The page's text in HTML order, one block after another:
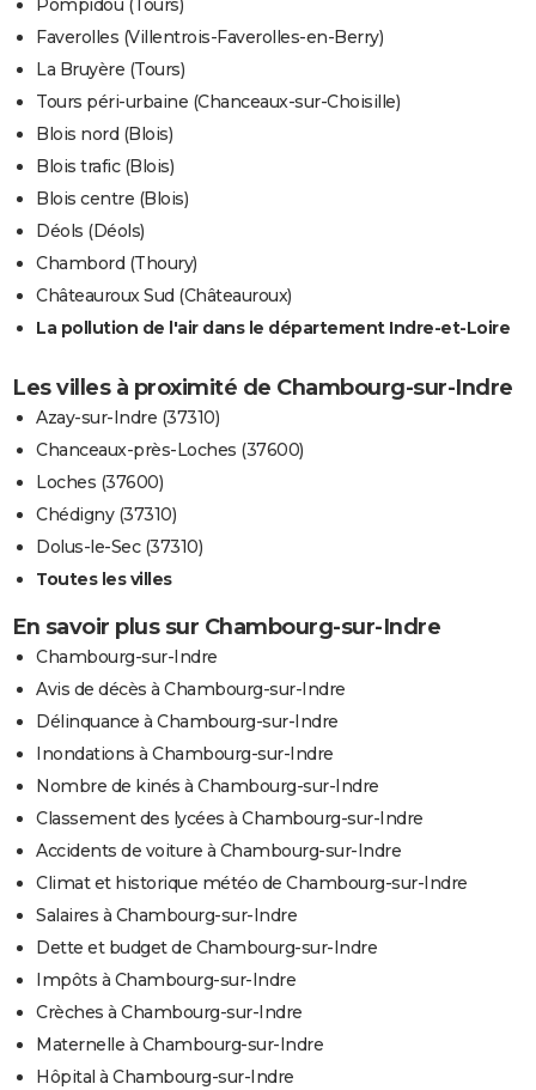
Pompidou (Tours)
Faverolles (Villentrois-Faverolles-en-Berry)
La Bruyère (Tours)
Tours péri-urbaine (Chanceaux-sur-Choisille)
Blois nord (Blois)
Blois trafic (Blois)
Blois centre (Blois)
Déols (Déols)
Chambord (Thoury)
Châteauroux Sud (Châteauroux)
La pollution de l'air dans le département Indre-et-Loire
Les villes à proximité de Chambourg-sur-Indre
Azay-sur-Indre (37310)
Chanceaux-près-Loches (37600)
Loches (37600)
Chédigny (37310)
Dolus-le-Sec (37310)
Toutes les villes
En savoir plus sur Chambourg-sur-Indre
Chambourg-sur-Indre
Avis de décès à Chambourg-sur-Indre
Délinquance à Chambourg-sur-Indre
Inondations à Chambourg-sur-Indre
Nombre de kinés à Chambourg-sur-Indre
Classement des lycées à Chambourg-sur-Indre
Accidents de voiture à Chambourg-sur-Indre
Climat et historique météo de Chambourg-sur-Indre
Salaires à Chambourg-sur-Indre
Dette et budget de Chambourg-sur-Indre
Impôts à Chambourg-sur-Indre
Crèches à Chambourg-sur-Indre
Maternelle à Chambourg-sur-Indre
Hôpital à Chambourg-sur-Indre